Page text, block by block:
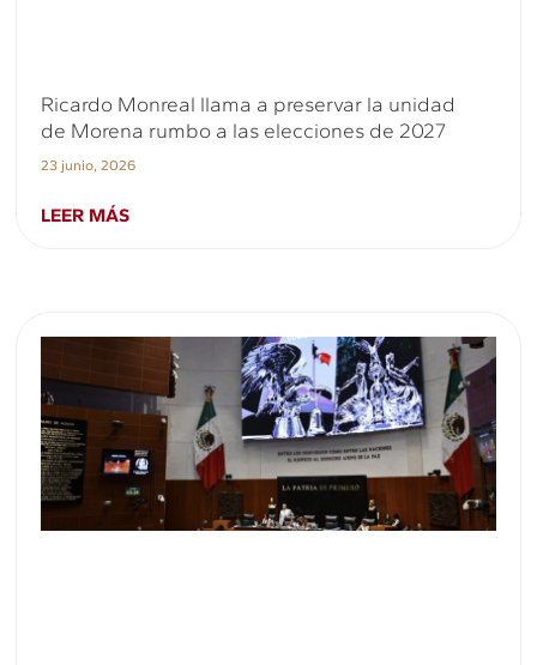
Ricardo Monreal llama a preservar la unidad
de Morena rumbo a las elecciones de 2027
23 junio, 2026
LEER MÁS